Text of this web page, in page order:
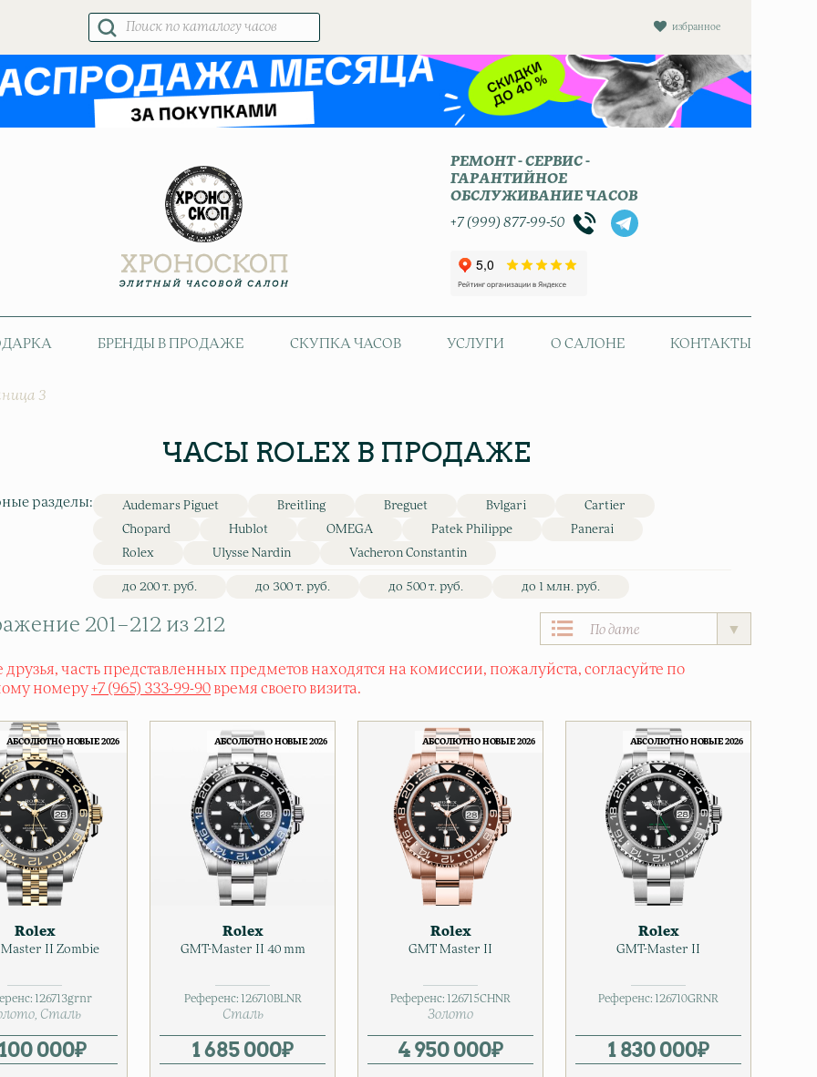
избранное
Поиск
товаров
РЕМОНТ - СЕРВИС -
ГАРАНТИЙНОЕ
ОБСЛУЖИВАНИЕ ЧАСОВ
+7 (999) 877-99-50
БРЕНДЫ В ПРОДАЖЕ СКУПКА ЧАСОВ УСЛУГИ О САЛОНЕ КОНТАКТЫ
3
ЧАСЫ ROLEX В ПРОДАЖЕ
разделы: Audemars Piguet Breitling Breguet Bvlgari
Cartier
Chopard
Hublot OMEGA Patek Philippe
Panerai
Rolex
Ulysse Nardin Vacheron Constantin
до 200 т. руб. до 300 т. руб. до 500 т. руб. до 1 млн. руб.
201–212 из 212
друзья, часть представленных предметов находятся на комиссии, пожалуйста, согласуйте по
номеру+7 (965) 333-99-90 время своего визита.
АБСОЛЮТНО НОВЫЕ 2026
Rolex
Master II Zombie
126713grnr
Сталь
000₽
АБСОЛЮТНО НОВЫЕ 2026
Rolex
GMT-Master II 40 mm
Референс: 126710BLNR
Сталь
1 685 000₽
АБСОЛЮТНО НОВЫЕ 2026
Rolex
GMT Master II
Референс: 126715CHNR
Золото
4 950 000₽
АБСОЛЮТНО НОВЫЕ 2026
Rolex
GMT-Master II
Референс: 126710GRNR
1 830 000₽